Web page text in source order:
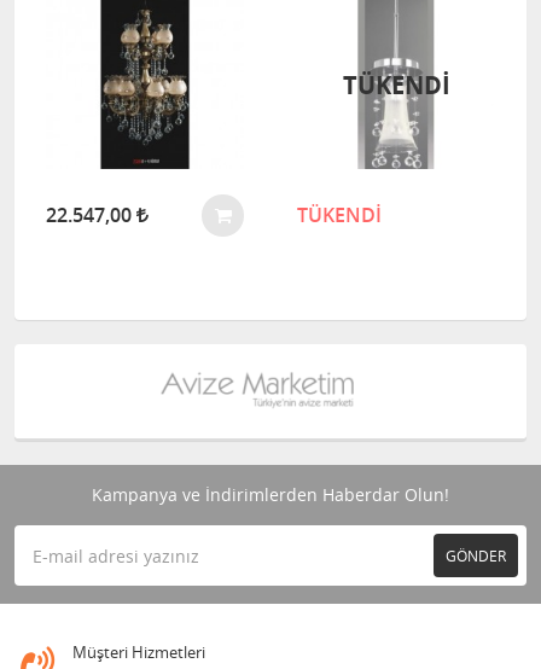
22.547,00 TÜKENDİ
TÜKENDİ
Kampanya ve İndirimlerden Haberdar Olun!
GÖNDER
Müşteri Hizmetleri